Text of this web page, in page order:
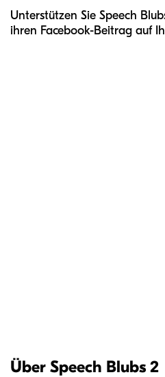
Unterstützen Sie Speech
ihren Facebook-Beitrag auf
Über Speech Blubs 2